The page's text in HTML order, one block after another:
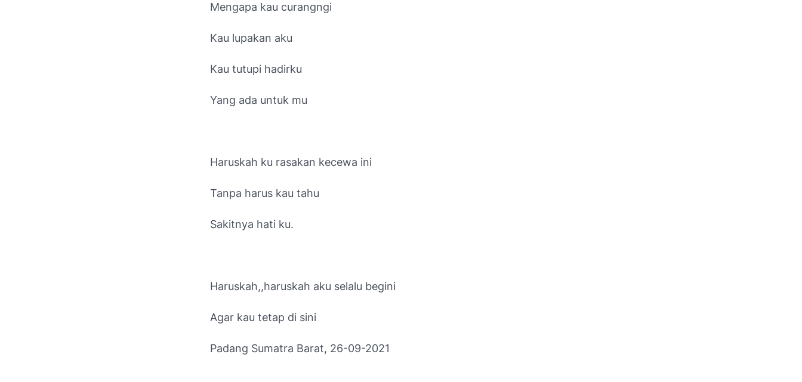
Mengapa kau curangngi
Kau lupakan aku
Kau tutupi hadirku
Yang ada untuk mu
Haruskah ku rasakan kecewa ini
Tanpa harus kau tahu
Sakitnya hati ku.
Haruskah,,haruskah aku selalu begini
Agar kau tetap di sini
Padang Sumatra Barat, 26-09-2021